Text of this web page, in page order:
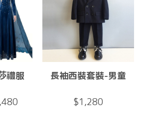
禮服 長袖西裝套裝-男童
$1,280